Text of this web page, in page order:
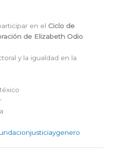
en el Ciclo de
de Elizabeth Odio
y la igualdad en la